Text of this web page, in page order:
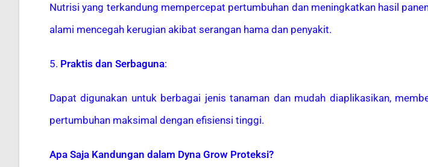
Nutrisi yang terkandung mempercepat pertumbuhan dan meningkatkan hasil
alami mencegah kerugian akibat serangan hama dan penyakit.
5. Praktis dan Serbaguna:
Dapat digunakan untuk berbagai jenis tanaman dan mudah diaplikasikan,
pertumbuhan maksimal dengan efisiensi tinggi.
Apa Saja Kandungan dalam Dyna Grow Proteksi?